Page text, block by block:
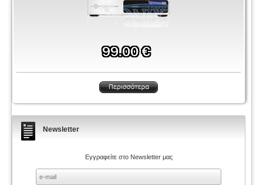
Newsletter
Εγγραφείτε στο Newsletter μας